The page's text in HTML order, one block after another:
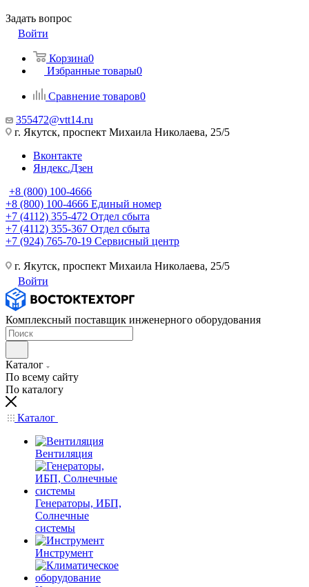
Задать вопрос
Войти
Корзина0
Избранные товары0
Сравнение товаров0
355472@vtt14.ru
г. Якутск, проспект Михаила Николаева, 25/5
Вконтакте
Яндекс.Дзен
+8 (800) 100-4666
+8 (800) 100-4666 Единый номер
+7 (4112) 355-472 Отдел сбыта
+7 (4112) 355-367 Отдел сбыта
+7 (924) 765-70-19 Сервисный центр
г. Якутск, проспект Михаила Николаева, 25/5
Войти
Комплексный поставщик инженерного оборудования
Каталог
По всему сайту
По каталогу
Каталог
Вентиляция
Генераторы, ИБП,
Солнечные
системы
Инструмент